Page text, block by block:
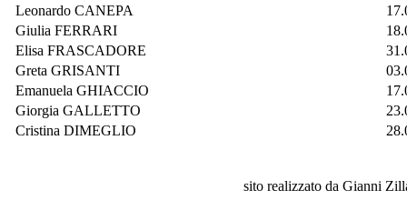
Leonardo CANEPA
Giulia FERRARI
Elisa FRASCADORE
Greta GRISANTI
Emanuela GHIACCIO
Giorgia GALLETTO
Cristina DIMEGLIO
sito realizzato da Gianni